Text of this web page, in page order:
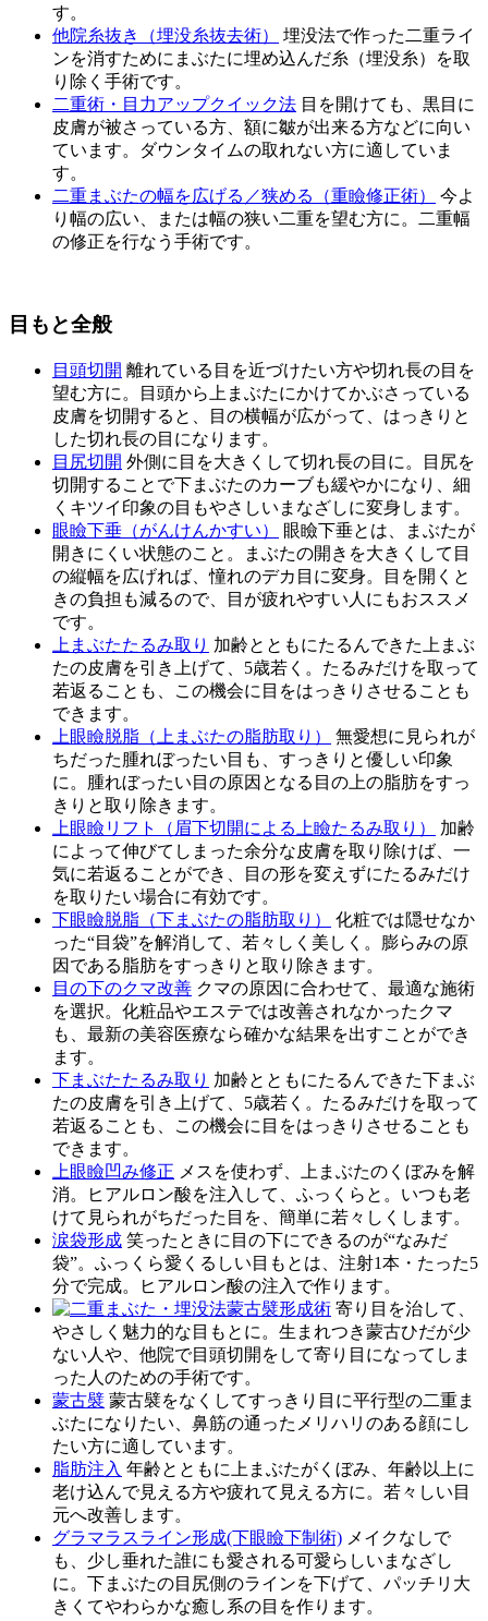
す。
他院糸抜き（埋没糸抜去術）
埋没法で作った二重ライ
ンを消すためにまぶたに埋め込んだ糸（埋没糸）を取
り除く手術です。
二重術・目力アップクイック法 目を開けても、黒目に
皮膚が被さっている方、額に皺が出来る方などに向い
ています。ダウンタイムの取れない方に適していま
す。
二重まぶたの幅を広げる／狭める（重瞼修正術）
今よ
り幅の広い、または幅の狭い二重を望む方に。二重幅
の修正を行なう手術です。
目もと全般
目頭切開 離れている目を近づけたい方や切れ長の目を
望む方に。目頭から上まぶたにかけてかぶさっている
皮膚を切開すると、目の横幅が広がって、はっきりと
した切れ長の目になります。
目尻切開 外側に目を大きくして切れ長の目に。目尻を
切開することで下まぶたのカーブも緩やかになり、細
くキツイ印象の目もやさしいまなざしに変身します。
眼瞼下垂（がんけんかすい）
眼瞼下垂とは、まぶたが
開きにくい状態のこと。まぶたの開きを大きくして目
の縦幅を広げれば、憧れのデカ目に変身。目を開くと
きの負担も減るので、目が疲れやすい人にもおススメ
です。
上まぶたたるみ取り 加齢とともにたるんできた上まぶ
たの皮膚を引き上げて、5歳若く。たるみだけを取って
若返ることも、この機会に目をはっきりさせることも
できます。
上眼瞼脱脂（上まぶたの脂肪取り）
無愛想に見られが
ちだった腫れぼったい目も、すっきりと優しい印象
に。腫れぼったい目の原因となる目の上の脂肪をすっ
きりと取り除きます。
上眼瞼リフト（眉下切開による上瞼たるみ取り）
加齢
によって伸びてしまった余分な皮膚を取り除けば、一
気に若返ることができ、目の形を変えずにたるみだけ
を取りたい場合に有効です。
下眼瞼脱脂（下まぶたの脂肪取り）
化粧では隠せなか
った“目袋”を解消して、若々しく美しく。膨らみの原
因である脂肪をすっきりと取り除きます。
目の下のクマ改善 クマの原因に合わせて、最適な施術
を選択。化粧品やエステでは改善されなかったクマ
も、最新の美容医療なら確かな結果を出すことができ
ます。
下まぶたたるみ取り 加齢とともにたるんできた下まぶ
たの皮膚を引き上げて、5歳若く。たるみだけを取って
若返ることも、この機会に目をはっきりさせることも
できます。
上眼瞼凹み修正 メスを使わず、上まぶたのくぼみを解
消。ヒアルロン酸を注入して、ふっくらと。いつも老
けて見られがちだった目を、簡単に若々しくします。
涙袋形成 笑ったときに目の下にできるのが“なみだ
袋”。ふっくら愛くるしい目もとは、注射1本・たった5
分で完成。ヒアルロン酸の注入で作ります。
蒙古襞形成術 寄り目を治して、
やさしく魅力的な目もとに。生まれつき蒙古ひだが少
ない人や、他院で目頭切開をして寄り目になってしま
った人のための手術です。
蒙古襞 蒙古襞をなくしてすっきり目に平行型の二重ま
ぶたになりたい、鼻筋の通ったメリハリのある顔にし
たい方に適しています。
脂肪注入 年齢とともに上まぶたがくぼみ、年齢以上に
老け込んで見える方や疲れて見える方に。若々しい目
元へ改善します。
グラマラスライン形成(下眼瞼下制術) メイクなしで
も、少し垂れた誰にも愛される可愛らしいまなざし
に。下まぶたの目尻側のラインを下げて、パッチリ大
きくてやわらかな癒し系の目を作ります。